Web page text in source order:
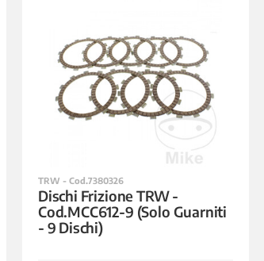
TRW - Cod.7380326
Dischi Frizione TRW -
Cod.MCC612-9 (Solo Guarniti
- 9 Dischi)